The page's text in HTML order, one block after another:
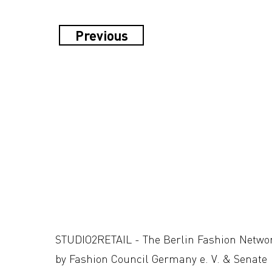
Previous
STUDIO2RETAIL - The Berlin Fashion
by Fashion Council Germany e. V. & Senate